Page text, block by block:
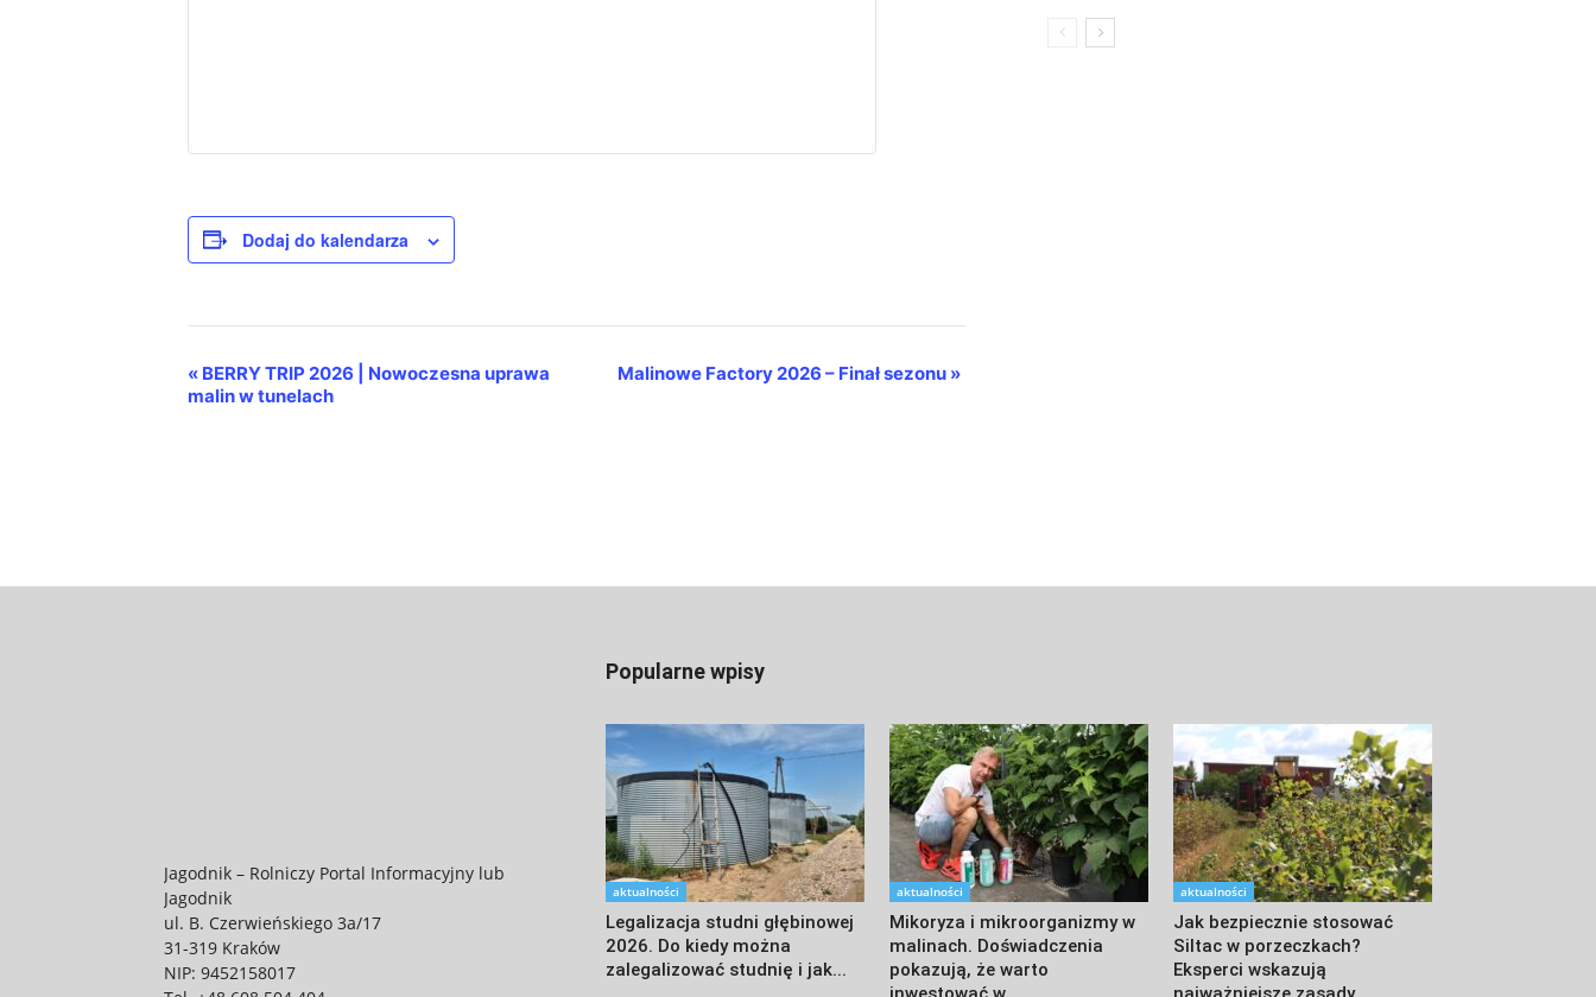
Dodaj do kalendarza
Wydarzenie
Nawigacja
« BERRY TRIP 2026 | Nowoczesna uprawa
malin w tunelach
Malinowe Factory 2026 – Finał sezonu »
Jagodnik – Rolniczy Portal Informacyjny lub
Jagodnik
ul. B. Czerwieńskiego 3a/17
31-319 Kraków
NIP: 9452158017
Popularne wpisy
aktualności
Legalizacja studni głębinowej
2026. Do kiedy można
zalegalizować studnię i jak...
aktualności
Mikoryza i mikroorganizmy w
malinach. Doświadczenia
pokazują, że warto
aktualności
Jak bezpiecznie stosować
Siltac w porzeczkach?
Eksperci wskazują